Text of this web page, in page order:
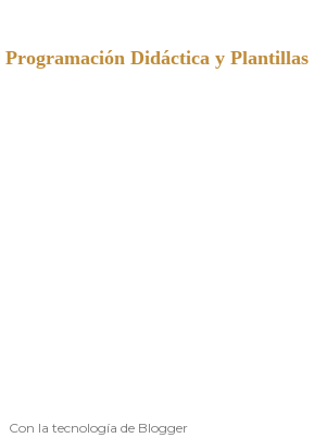
Didáctica y
Con la tecnología de Blogger